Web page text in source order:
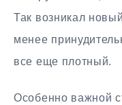
Так возникал
менее
все еще плотный.
Особенно важной